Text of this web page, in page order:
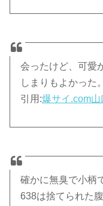
会ったけど、可愛
しまりもよかった
引用:爆サイ.com山
確かに無臭で小柄
638は捨てられた